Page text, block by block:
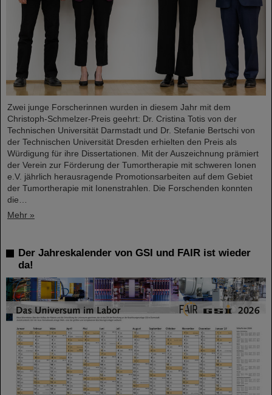
Zwei junge Forscherinnen wurden in diesem Jahr mit dem
Christoph-Schmelzer-Preis geehrt: Dr. Cristina Totis von der
Technischen Universität Darmstadt und Dr. Stefanie Bertschi von
der Technischen Universität Dresden erhielten den Preis als
Würdigung für ihre Dissertationen. Mit der Auszeichnung prämiert
der Verein zur Förderung der Tumortherapie mit schweren Ionen
e.V. jährlich herausragende Promotionsarbeiten auf dem Gebiet
der Tumortherapie mit Ionenstrahlen. Die Forschenden konnten
die…
Mehr »
Der Jahreskalender von GSI und FAIR ist wieder
da!